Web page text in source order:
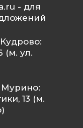
- для
(м. ул.
Мурино:
13 (м.